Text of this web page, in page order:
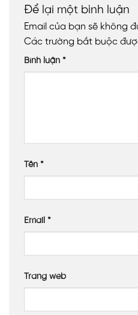
Để lại một bình luận
Email của bạn sẽ không
Các trường bắt buộc
Bình luận *
Tên *
Email *
Trang web